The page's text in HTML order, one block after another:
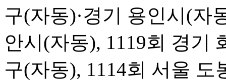
구(자동)·경기 용인시(자
안시(자동), 1119회 경기
구(자동), 1114회 서울 도